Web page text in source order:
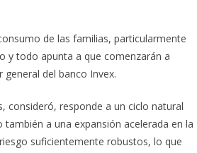
de las familias, particularmente
y todo apunta a que comenzarán a
del banco Invex.
consideró, responde a un ciclo natural
a una expansión acelerada en la
suficientemente robustos, lo que